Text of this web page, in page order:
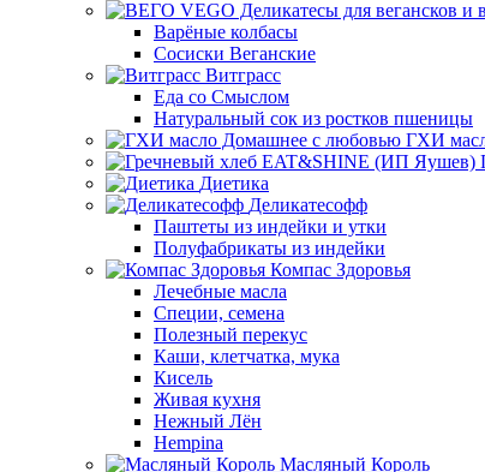
Варёные колбасы
Сосиски Веганские
Витграсс
Еда со Смыслом
Натуральный сок из ростков пшеницы
ГХИ
Диетика
Деликатесофф
Паштеты из индейки и утки
Полуфабрикаты из индейки
Компас Здоровья
Лечебные масла
Специи, семена
Полезный перекус
Каши, клетчатка, мука
Кисель
Живая кухня
Нежный Лён
Hempina
Масляный Король